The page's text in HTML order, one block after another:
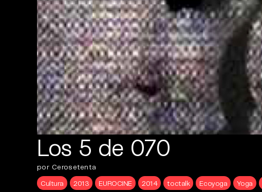
Los 5 de 070
por Cerosetenta
Cultura
2013 EUROCINE 2014 toctalk Ecoyoga Yoga